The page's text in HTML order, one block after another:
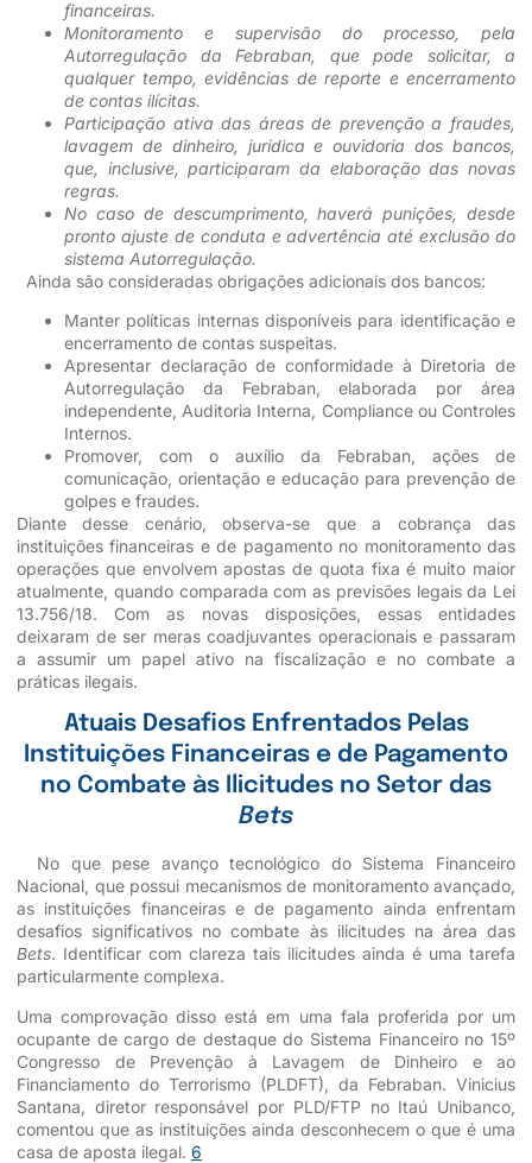
financeiras.
Monitoramento e supervisão do processo, pela
Autorregulação da Febraban, que pode solicitar, a
qualquer tempo, evidências de reporte e encerramento
de contas ilícitas.
Participação ativa das áreas de prevenção a fraudes,
lavagem de dinheiro, jurídica e ouvidoria dos bancos,
que, inclusive, participaram da elaboração das novas
regras.
No caso de descumprimento, haverá punições, desde
pronto ajuste de conduta e advertência até exclusão do
sistema Autorregulação.
Ainda são consideradas obrigações adicionais dos bancos:
Manter políticas internas disponíveis para identificação e
encerramento de contas suspeitas.
Apresentar declaração de conformidade à Diretoria de
Autorregulação da Febraban, elaborada por área
independente, Auditoria Interna, Compliance ou Controles
Internos.
Promover, com o auxílio da Febraban, ações de
comunicação, orientação e educação para prevenção de
golpes e fraudes.
Diante desse cenário, observa-se que a cobrança das
instituições financeiras e de pagamento no monitoramento das
operações que envolvem apostas de quota fixa é muito maior
atualmente, quando comparada com as previsões legais da Lei
13.756/18. Com as novas disposições, essas entidades
deixaram de ser meras coadjuvantes operacionais e passaram
a assumir um papel ativo na fiscalização e no combate a
práticas ilegais.
Atuais Desafios Enfrentados Pelas
Instituições Financeiras e de Pagamento
no Combate às Ilicitudes no Setor das
Bets
No que pese avanço tecnológico do Sistema Financeiro
Nacional, que possui mecanismos de monitoramento avançado,
as instituições financeiras e de pagamento ainda enfrentam
desafios significativos no combate às ilicitudes na área das
Bets. Identificar com clareza tais ilicitudes ainda é uma tarefa
particularmente complexa.
Uma comprovação disso está em uma fala proferida por um
ocupante de cargo de destaque do Sistema Financeiro no 15º
Congresso de Prevenção à Lavagem de Dinheiro e ao
Financiamento do Terrorismo (PLDFT), da Febraban. Vinicius
Santana, diretor responsável por PLD/FTP no Itaú Unibanco,
comentou que as instituições ainda desconhecem o que é uma
casa de aposta ilegal. 6